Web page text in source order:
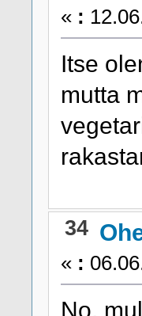
« :
Itse
mutta
34
« :
No,